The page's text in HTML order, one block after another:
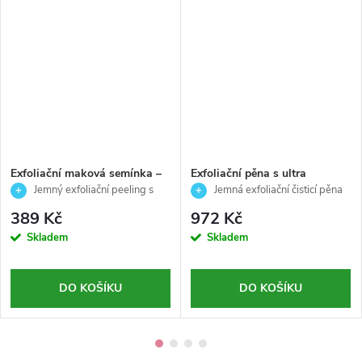
Exfoliační maková semínka –
jemný peeling pro odstranění
Expert - Germaine de
Capuccini-15g
Jemný exfoliační peeling s
389 Kč
Skladem
DO KOŠÍKU
Exfoliační pěna s ultra
jemnými částicemi pro citlivou
Germaine de Capucini-150ml
Jemná exfoliační čisticí pěna
972 Kč
Skladem
DO KOŠÍKU